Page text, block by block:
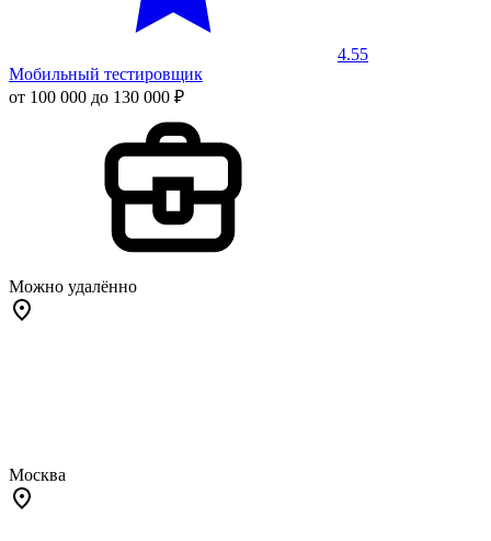
4.55
Мобильный тестировщик
от 100 000 до 130 000 ₽
Можно удалённо
Москва